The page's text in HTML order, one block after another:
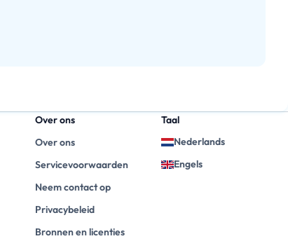
Over ons
Over ons
Servicevoorwaarden
Neem contact op
Privacybeleid
Bronnen en licenties
Taal
Nederlands
Engels